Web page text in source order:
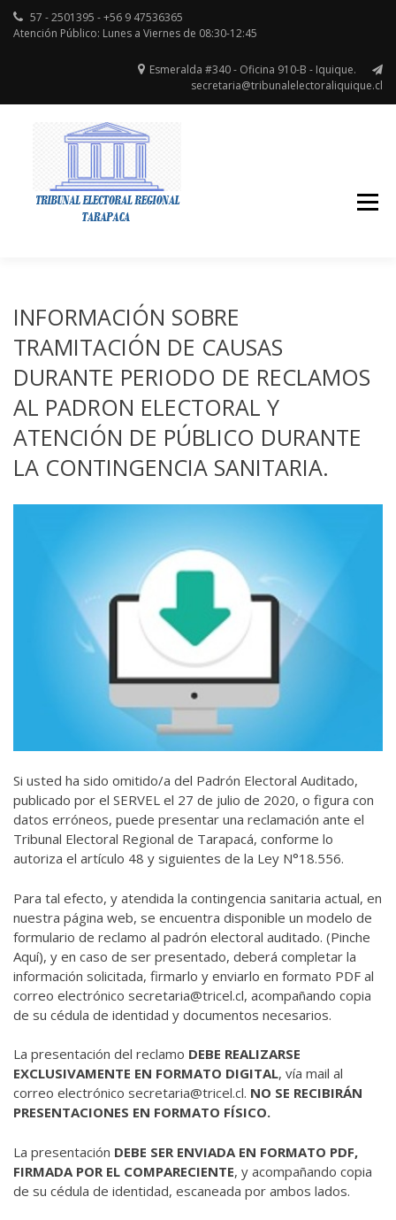
57 - 2501395 - +56 9 47536365
Atención Público: Lunes a Viernes de 08:30-12:45
Esmeralda #340 - Oficina 910-B - Iquique.
secretaria@tribunalelectoraliquique.cl
INFORMACIÓN SOBRE
TRAMITACIÓN DE CAUSAS
DURANTE PERIODO DE RECLAMOS
AL PADRON ELECTORAL Y
ATENCIÓN DE PÚBLICO DURANTE
LA CONTINGENCIA SANITARIA.
Si usted ha sido omitido/a del Padrón Electoral Auditado,
publicado por el SERVEL el 27 de julio de 2020, o figura con
datos erróneos, puede presentar una reclamación ante el
Tribunal Electoral Regional de Tarapacá, conforme lo
autoriza el artículo 48 y siguientes de la Ley N°18.556.
Para tal efecto, y atendida la contingencia sanitaria actual, en
nuestra página web, se encuentra disponible un modelo de
formulario de reclamo al padrón electoral auditado. (Pinche
Aquí), y en caso de ser presentado, deberá completar la
información solicitada, firmarlo y enviarlo en formato PDF al
correo electrónico secretaria@tricel.cl, acompañando copia
de su cédula de identidad y documentos necesarios.
La presentación del reclamo DEBE REALIZARSE
EXCLUSIVAMENTE EN FORMATO DIGITAL, vía mail al
correo electrónico secretaria@tricel.cl. NO SE RECIBIRÁN
PRESENTACIONES EN FORMATO FÍSICO.
La presentación DEBE SER ENVIADA EN FORMATO PDF,
FIRMADA POR EL COMPARECIENTE, y acompañando copia
de su cédula de identidad, escaneada por ambos lados.